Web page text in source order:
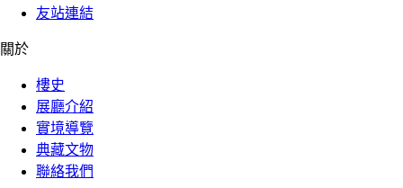
友站連結
關於
樓史
展廳介紹
實境導覽
典藏文物
聯絡我們